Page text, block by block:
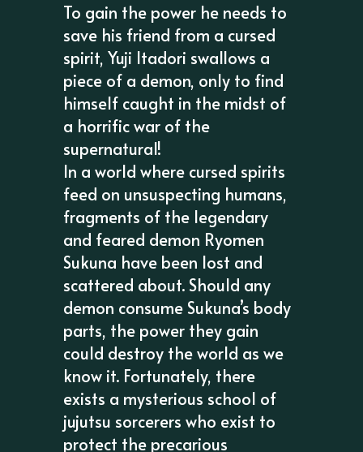
To gain the power he needs to
save his friend from a cursed
spirit, Yuji Itadori swallows a
piece of a demon, only to find
himself caught in the midst of
a horrific war of the
supernatural!
In a world where cursed spirits
feed on unsuspecting humans,
fragments of the legendary
and feared demon Ryomen
Sukuna have been lost and
scattered about. Should any
demon consume Sukuna’s body
parts, the power they gain
could destroy the world as we
know it. Fortunately, there
exists a mysterious school of
jujutsu sorcerers who exist to
protect the precarious